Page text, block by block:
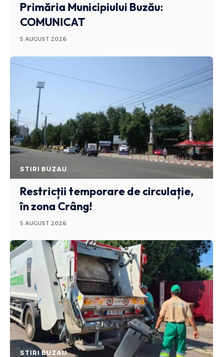
Primăria Municipiului Buzău:
COMUNICAT
5 AUGUST 2026
STIRI BUZAU
Restricții temporare de circulație,
în zona Crâng!
5 AUGUST 2026
STIRI BUZAU